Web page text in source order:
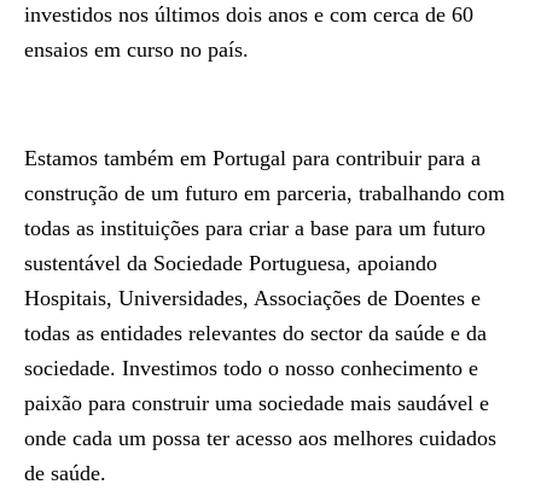
investidos nos últimos dois anos e com cerca de 60
ensaios em curso no país.
Estamos também em Portugal para contribuir para a
construção de um futuro em parceria, trabalhando com
todas as instituições para criar a base para um futuro
sustentável da Sociedade Portuguesa, apoiando
Hospitais, Universidades, Associações de Doentes e
todas as entidades relevantes do sector da saúde e da
sociedade. Investimos todo o nosso conhecimento e
paixão para construir uma sociedade mais saudável e
onde cada um possa ter acesso aos melhores cuidados
de saúde.